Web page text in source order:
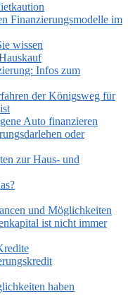
Finanzierungsmodelle im
wissen
Infos zum
der Königsweg für
Auto finanzieren
oder
zur Haus- und
und Möglichkeiten
ist nicht immer
haben